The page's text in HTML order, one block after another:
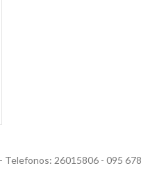
Telefonos: 26015806 - 095 678